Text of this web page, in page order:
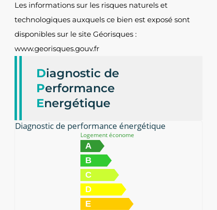
Les informations sur les risques naturels et
technologiques auxquels ce bien est exposé sont
disponibles sur le site Géorisques :
www.georisques.gouv.fr
Diagnostic de
Performance
Energétique
Diagnostic de performance énergétique
Logement économe
A
B
C
D
E